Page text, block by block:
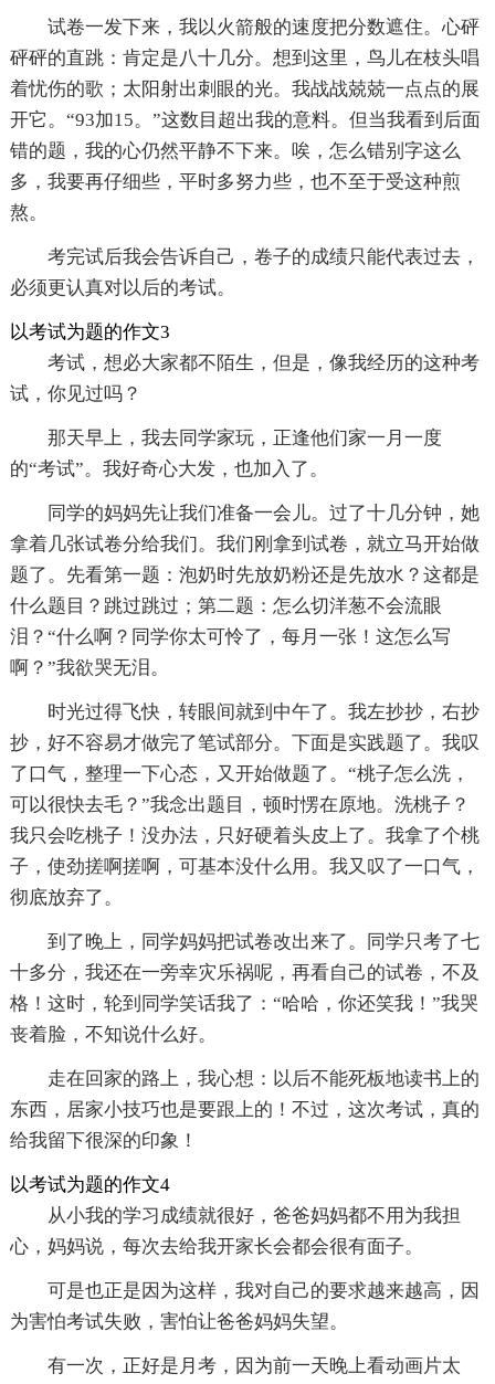
试卷一发下来，我以火箭般的速度把分数遮住。心砰
砰砰的直跳：肯定是八十几分。想到这里，鸟儿在枝头唱
着忧伤的歌；太阳射出刺眼的光。我战战兢兢一点点的展
开它。“93加15。”这数目超出我的意料。但当我看到后面
错的题，我的心仍然平静不下来。唉，怎么错别字这么
多，我要再仔细些，平时多努力些，也不至于受这种煎
熬。
考完试后我会告诉自己，卷子的成绩只能代表过去，
必须更认真对以后的考试。
以考试为题的作文3
考试，想必大家都不陌生，但是，像我经历的这种考
试，你见过吗？
那天早上，我去同学家玩，正逢他们家一月一度
的“考试”。我好奇心大发，也加入了。
同学的妈妈先让我们准备一会儿。过了十几分钟，她
拿着几张试卷分给我们。我们刚拿到试卷，就立马开始做
题了。先看第一题：泡奶时先放奶粉还是先放水？这都是
什么题目？跳过跳过；第二题：怎么切洋葱不会流眼
泪？“什么啊？同学你太可怜了，每月一张！这怎么写
啊？”我欲哭无泪。
时光过得飞快，转眼间就到中午了。我左抄抄，右抄
抄，好不容易才做完了笔试部分。下面是实践题了。我叹
了口气，整理一下心态，又开始做题了。“桃子怎么洗，
可以很快去毛？”我念出题目，顿时愣在原地。洗桃子？
我只会吃桃子！没办法，只好硬着头皮上了。我拿了个桃
子，使劲搓啊搓啊，可基本没什么用。我又叹了一口气，
彻底放弃了。
到了晚上，同学妈妈把试卷改出来了。同学只考了七
十多分，我还在一旁幸灾乐祸呢，再看自己的试卷，不及
格！这时，轮到同学笑话我了：“哈哈，你还笑我！”我哭
丧着脸，不知说什么好。
走在回家的路上，我心想：以后不能死板地读书上的
东西，居家小技巧也是要跟上的！不过，这次考试，真的
给我留下很深的印象！
以考试为题的作文4
从小我的学习成绩就很好，爸爸妈妈都不用为我担
心，妈妈说，每次去给我开家长会都会很有面子。
可是也正是因为这样，我对自己的要求越来越高，因
为害怕考试失败，害怕让爸爸妈妈失望。
有一次，正好是月考，因为前一天晚上看动画片太